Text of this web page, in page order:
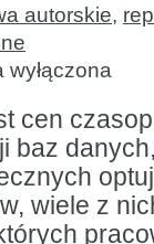
autorskie,
wyłączona
cen
baz
wiele z